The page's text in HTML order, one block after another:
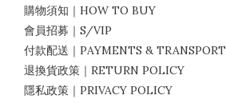
購物須知｜HOW TO BUY
會員招募｜S/VIP
付款配送｜PAYMENTS & TRANSPORT
退換貨政策｜RETURN POLICY
隱私政策｜PRIVACY POLICY